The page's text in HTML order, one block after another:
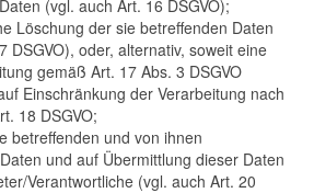
(vgl. auch Art. 16 DSGVO);
Löschung der sie betreffenden Daten
DSGVO), oder, alternativ, soweit eine
gemäß Art. 17 Abs. 3 DSGVO
Einschränkung der Verarbeitung nach
18 DSGVO;
betreffenden und von ihnen
und auf Übermittlung dieser Daten
Verantwortliche (vgl. auch Art. 20